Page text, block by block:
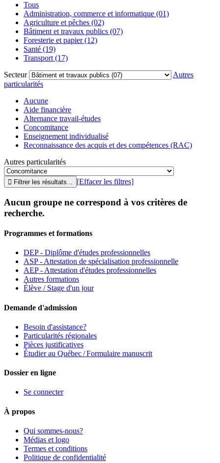
Tous
Administration, commerce et informatique (01)
Agriculture et pêches (02)
Bâtiment et travaux publics (07)
Foresterie et papier (12)
Santé (19)
Transport (17)
Secteur
Autres
particularités
Aucune
Aide financière
Alternance travail-études
Concomitance
Enseignement individualisé
Reconnaissance des acquis et des compétences (RAC)
Autres particularités
[Effacer les filtres]
Aucun groupe ne correspond à vos critères de
recherche.
Programmes et formations
DEP - Diplôme d'études professionnelles
ASP - Attestation de spécialisation professionnelle
AEP - Attestation d'études professionnelles
Autres formations
Élève / Stage d'un jour
Demande d'admission
Besoin d'assistance?
Particularités régionales
Pièces justificatives
Étudier au Québec / Formulaire manuscrit
Dossier en ligne
Se connecter
À propos
Qui sommes-nous?
Médias et logo
Termes et conditions
Politique de confidentialité